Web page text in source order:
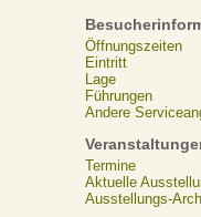
Öffnungszeiten
Eintritt
Lage
Führungen
Andere
Termine
Aktuelle
Ausstellungs-